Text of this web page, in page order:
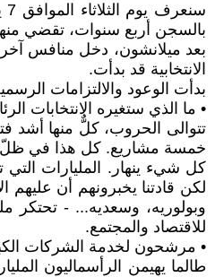
بالسجن أربع سنوات، تقضي منها سنتين،
بعد ميلانشون، دخل منافس
الانتخابية قد بدأت.
بدأت الوعود والالتزامات
• ما الذي ستغيره الانتخابات
تتوالى الحروب، كلٌّ منها أشد
خمسة مشاريع. كل هذا في ظلّ
كل شيء ينهار. المليارات التي
لكن قادتنا يخبرونهم أن عليهم
وبولوريه، وسعديه... - تحتكر
للاقتصاد والمجتمع.
• مرشحون لخدمة الشركات
طالما يهيمن الرأسماليون